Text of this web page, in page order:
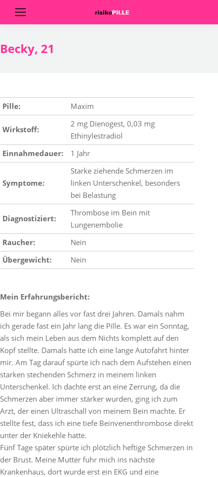
Becky, 21
Pille: Maxim
Wirkstoff:
2 mg Dienogest, 0,03 mg
Ethinylestradiol
Einnahmedauer:
1 Jahr
Symptome:
Starke ziehende Schmerzen im
linken Unterschenkel, besonders
bei Belastung
Diagnostiziert:
Thrombose im Bein mit
Lungenembolie
Raucher:
Nein
Übergewicht:
Nein
Mein Erfahrungsbericht:
Bei mir begann alles vor fast drei Jahren. Damals nahm
ich gerade fast ein Jahr lang die Pille. Es war ein Sonntag,
als sich mein Leben aus dem Nichts komplett auf den
Kopf stellte. Damals hatte ich eine lange Autofahrt hinter
mir. Am Tag darauf spürte ich nach dem Aufstehen einen
starken stechenden Schmerz in meinem linken
Unterschenkel. Ich dachte erst an eine Zerrung, da die
Schmerzen aber immer stärker wurden, ging ich zum
Arzt, der einen Ultraschall von meinem Bein machte. Er
stellte fest, dass ich eine tiefe Beinvenenthrombose direkt
unter der Kniekehle hatte.
Fünf Tage später spürte ich plötzlich heftige Schmerzen in
der Brust. Meine Mutter fuhr mich ins nächste
Krankenhaus, dort wurde erst ein EKG und eine